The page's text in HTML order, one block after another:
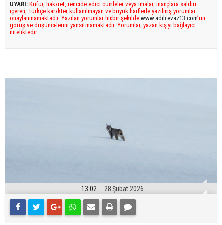
UYARI: Küfür, hakaret, rencide edici cümleler veya imalar, inançlara saldırı
içeren, Türkçe karakter kullanılmayan ve büyük harflerle yazılmış yorumlar
onaylanmamaktadır. Yazılan yorumlar hiçbir şekilde www.adilcevaz13.com’un
görüş ve düşüncelerini yansıtmamaktadır. Yorumlar, yazan kişiyi bağlayıcı
niteliktedir.
13:02 28 Şubat 2026